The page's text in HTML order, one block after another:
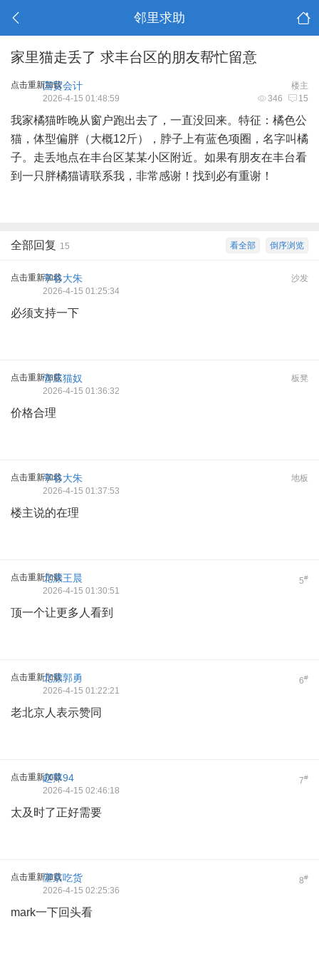
邻里求助
家里猫走丢了 求丰台区的朋友帮忙留意
点击重新加载 楼主
国贸会计
346 15
2026-4-15 01:48:59
我家橘猫昨晚从窗户跑出去了，一直没回来。特征：橘色公
猫，体型偏胖（大概12斤），脖子上有蓝色项圈，名字叫橘
子。走丢地点在丰台区某某小区附近。如果有朋友在丰台看
到一只胖橘猫请联系我，非常感谢！找到必有重谢！
倒序浏览
看全部
全部回复 15
点击重新加载 沙发
平谷大朱
2026-4-15 01:25:34
必须支持一下
点击重新加载 板凳
管庄猫奴
2026-4-15 01:36:32
价格合理
点击重新加载 地板
平谷大朱
2026-4-15 01:37:53
楼主说的在理
点击重新加载 5#
北漂王晨
2026-4-15 01:30:51
顶一个让更多人看到
点击重新加载 6#
北漂郭勇
2026-4-15 01:22:21
老北京人表示赞同
点击重新加载 7#
赵萍94
2026-4-15 02:46:18
太及时了正好需要
点击重新加载 8#
望京吃货
2026-4-15 02:25:36
mark一下回头看